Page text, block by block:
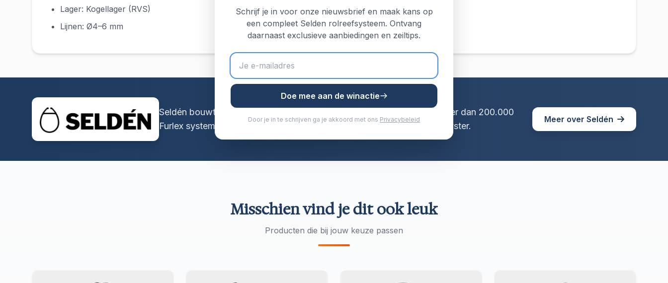
Lager: Kogellager (RVS)
Lijnen: Ø4–6 mm
Seldén bouwt sinds 1960 wereldklasse rolreefsystemen in Zweden. Meer dan 200.000
Furlex systemen verkocht. Vertrouwd door Hallberg-Rassy, Swan en Oyster.
Meer over Seldén
Misschien vind je dit ook leuk
Producten die bij jouw keuze passen
Schrijf je in voor onze nieuwsbrief en maak kans op
een compleet Selden rolreefsysteem. Ontvang
daarnaast exclusieve aanbiedingen en zeiltips.
Doe mee aan de winactie
Door je in te schrijven ga je akkoord met ons Privacybeleid